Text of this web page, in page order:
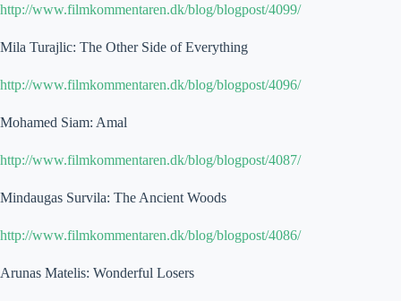
http://www.filmkommentaren.dk/blog/blogpost/4099/
Mila Turajlic: The Other Side of Everything
http://www.filmkommentaren.dk/blog/blogpost/4096/
Mohamed Siam: Amal
http://www.filmkommentaren.dk/blog/blogpost/4087/
Mindaugas Survila: The Ancient Woods
http://www.filmkommentaren.dk/blog/blogpost/4086/
Arunas Matelis: Wonderful Losers